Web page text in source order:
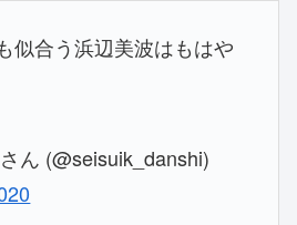
似合う浜辺美波はもはや
ん (@seisuik_danshi)